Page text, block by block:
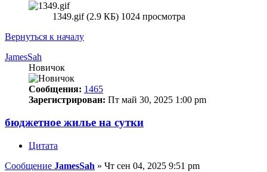
1349.gif (2.9 КБ) 1024 просмотра
Вернуться к началу
JamesSah
Новичок
Сообщения: 1465
Зарегистрирован: Пт май 30, 2025 1:00 pm
бюджетное жилье на сутки
Цитата
Сообщение JamesSah » Чт сен 04, 2025 9:51 pm